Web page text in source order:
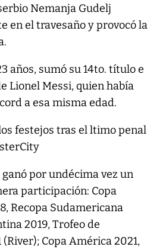
Nemanja Gudelj
en el travesaño y provocó la
años, sumó su 14to. título e
Lionel Messi, quien había
a esa misma edad.
por undécima vez un
participación: Copa
Recopa Sudamericana
2019, Trofeo de
Copa América 2021,